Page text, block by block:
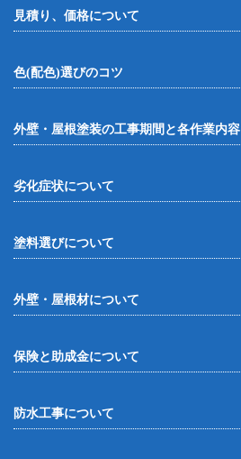
見積り、価格について
色(配色)選びのコツ
外壁・屋根塗装の工事期間と各作業内容
劣化症状について
塗料選びについて
外壁・屋根材について
保険と助成金について
防水工事について